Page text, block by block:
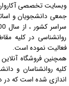
وبسایت تخصصی
جمعی دانشجویان و
روانشناسی در کلیه
فعالیت نموده است.
همچنین فروشگاه
کلیه روانشناسان و
اندازی شده است که در